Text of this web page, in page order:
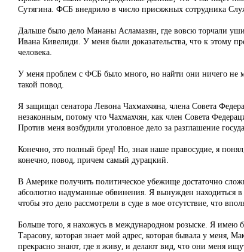
Сутягина. ФСБ внедрило в число присяжных сотрудника
Дальше было дело Мананы Асламазян, где вовсю торчали
Ивана Кивелиди. У меня были доказательства, что к этому
человека.
У меня проблем с ФСБ было много, но найти они ничего не
такой повод.
Я защищал сенатора Левона Чахмахчяна, члена Совета
незаконным, потому что Чахмахчян, как член Совета
Против меня возбудили уголовное дело за разглашение
Конечно, это полный бред! Но, зная наше правосудие, я
конечно, повод, причем самый дурацкий.
В Америке получить политическое убежище достаточно
абсолютно надуманные обвинения. Я вынужден находиться
чтобы это дело рассмотрели в суде в мое отсутствие, что
Больше того, я нахожусь в международном розыске. Я имею
Тарасову, которая знает мой адрес, которая бывала у
прекрасно знают, где я живу, и делают вид, что они меня